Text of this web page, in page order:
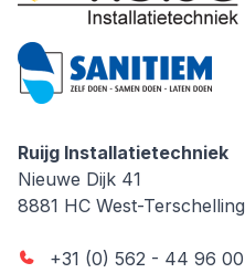
Ruijg Installatietechniek
Ruijg Installatietechniek
Nieuwe Dijk 41
8881 HC West-Terschelling
+31 (0) 562 - 44 96 00